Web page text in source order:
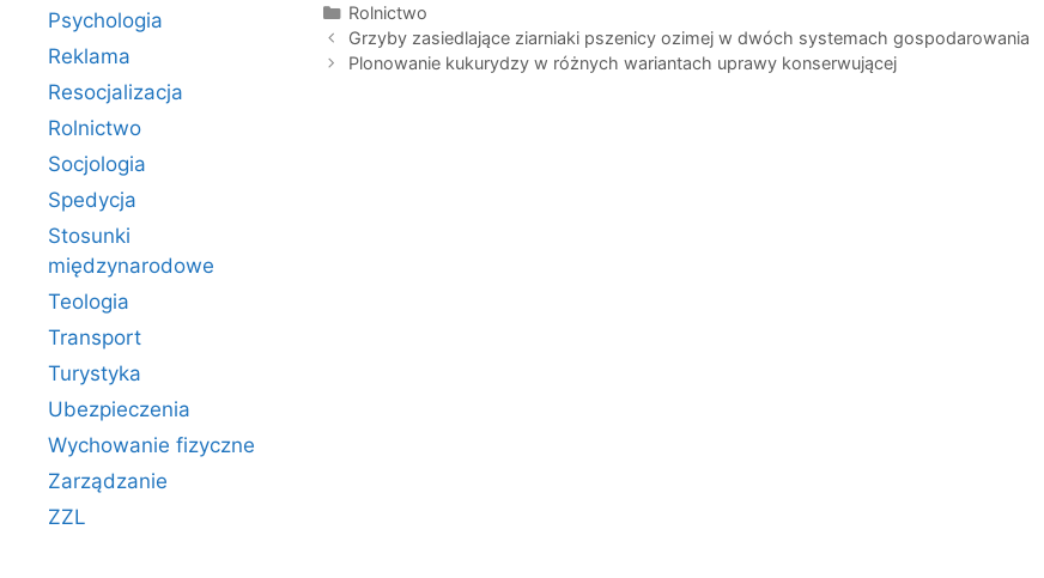
Kategorie
Rolnictwo
Grzyby zasiedlające ziarniaki pszenicy ozimej w dwóch systemach gospodarowania
Plonowanie kukurydzy w różnych wariantach uprawy konserwującej
Psychologia
Reklama
Resocjalizacja
Rolnictwo
Socjologia
Spedycja
Stosunki
międzynarodowe
Teologia
Transport
Turystyka
Ubezpieczenia
Wychowanie fizyczne
Zarządzanie
ZZL